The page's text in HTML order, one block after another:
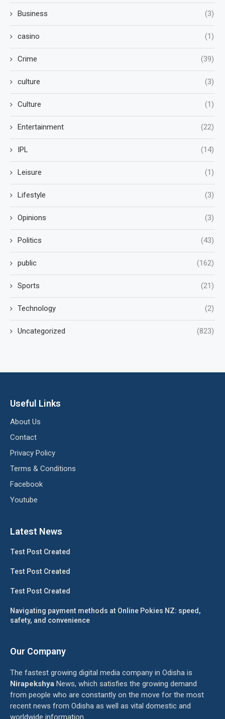
Business (3)
casino (1)
Crime (39)
culture (3)
Culture (1)
Entertainment (22)
IPL (14)
Leisure (1)
Lifestyle (3)
Opinions (3)
Politics (43)
public (162)
Sports (21)
Technology (2)
Uncategorized (823)
Useful Links
About Us
Contact
Privacy Policy
Terms & Conditions
Facebook
Youtube
Latest News
Test Post Created
Test Post Created
Test Post Created
Navigating payment methods at Online Pokies NZ: speed,
safety, and convenience
Our Company
The fastest growing digital media company in Odisha is
Nirapekshya News, which satisfies the growing demand
from people who are constantly on the move for the most
recent news from Odisha as well as vital domestic and
worldwide information.